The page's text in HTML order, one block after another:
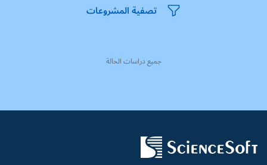
تصفية المشروعات
جميع دراسات الحالة